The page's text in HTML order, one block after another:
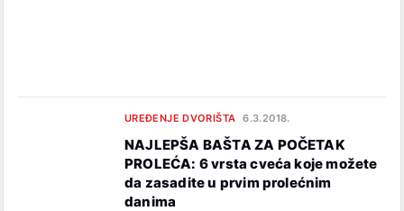
UREĐENJE DVORIŠTA 6.3.2018.
NAJLEPŠA BAŠTA ZA POČETAK
PROLEĆA: 6 vrsta cveća koje možete
da zasadite u prvim prolećnim
danima